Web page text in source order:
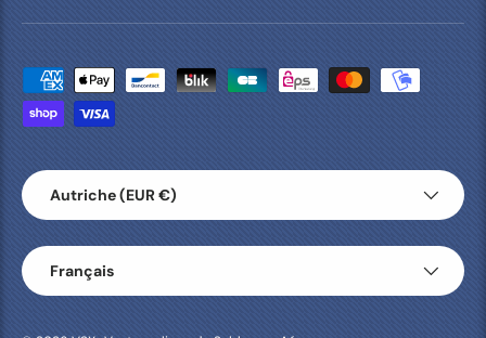
Moyens de paiement acceptés
Pays
Autriche (EUR €)
Langue
Français